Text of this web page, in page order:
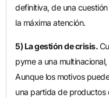
definitiva, de una
la máxima atención.
5) La gestión de crisis.
pyme a una
Aunque los motivos
una partida de productos